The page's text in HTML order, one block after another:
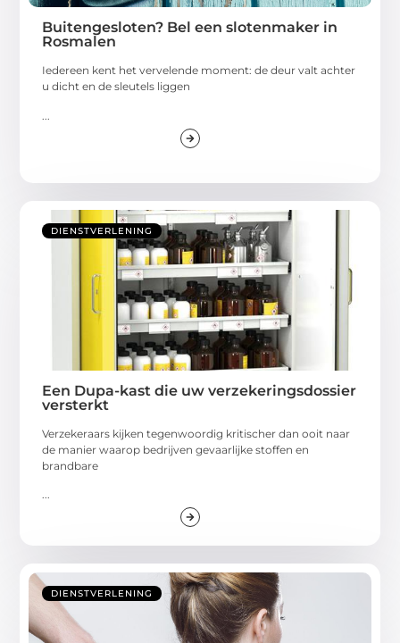
Buitengesloten? Bel een slotenmaker in
Rosmalen
Iedereen kent het vervelende moment: de deur valt achter
u dicht en de sleutels liggen
DIENSTVERLENING
Een Dupa-kast die uw verzekeringsdossier
versterkt
Verzekeraars kijken tegenwoordig kritischer dan ooit naar
de manier waarop bedrijven gevaarlijke stoffen en
brandbare
...
DIENSTVERLENING